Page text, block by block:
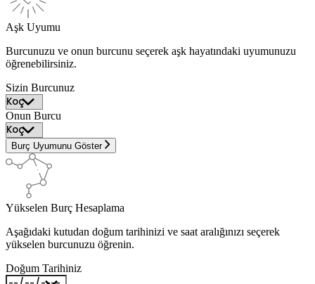
Aşk Uyumu
Burcunuzu ve onun burcunu seçerek aşk hayatındaki uyumunuzu
öğrenebilirsiniz.
Sizin Burcunuz
Onun Burcu
Burç Uyumunu Göster
Yükselen Burç Hesaplama
Aşağıdaki kutudan doğum tarihinizi ve saat aralığınızı seçerek
yükselen burcunuzu öğrenin.
Doğum Tarihiniz